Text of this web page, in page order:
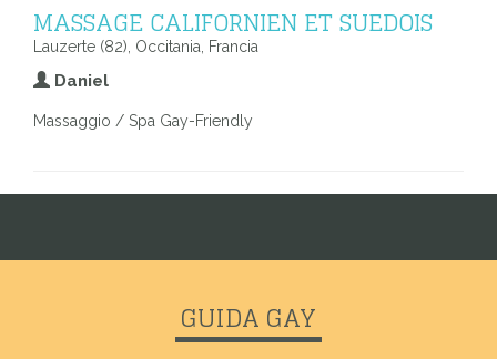
MASSAGE CALIFORNIEN ET SUEDOIS
Lauzerte (82), Occitania, Francia
Daniel
Massaggio / Spa Gay-Friendly
GUIDA GAY